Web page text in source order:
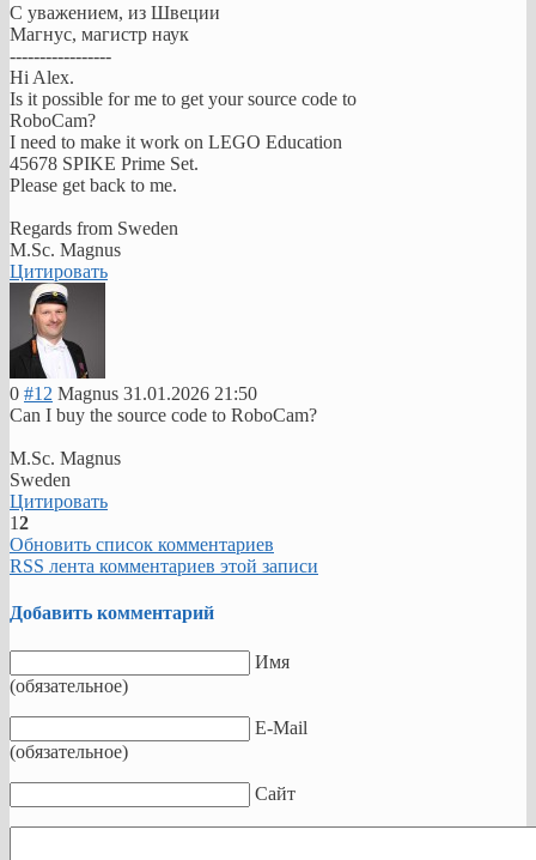
С уважением, из Швеции
Магнус, магистр наук
-----------------
Hi Alex.
Is it possible for me to get your source code to
RoboCam?
I need to make it work on LEGO Education
45678 SPIKE Prime Set.
Please get back to me.
Regards from Sweden
M.Sc. Magnus
Цитировать
0 #12 Magnus 31.01.2026 21:50
Can I buy the source code to RoboCam?
M.Sc. Magnus
Sweden
Цитировать
12
Обновить список комментариев
RSS лента комментариев этой записи
Добавить комментарий
Имя
(обязательное)
E-Mail
(обязательное)
Сайт